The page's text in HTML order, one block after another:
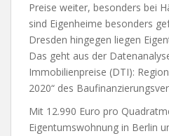
Preise weiter, besonders bei
sind Eigenheime besonders
Dresden hingegen liegen
Das geht aus der
Immobilienpreise (DTI):
2020“ des
Mit 12.990 Euro pro
Eigentumswohnung in Berlin